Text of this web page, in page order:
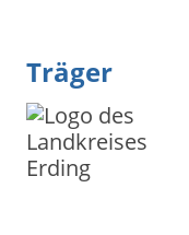
Träger